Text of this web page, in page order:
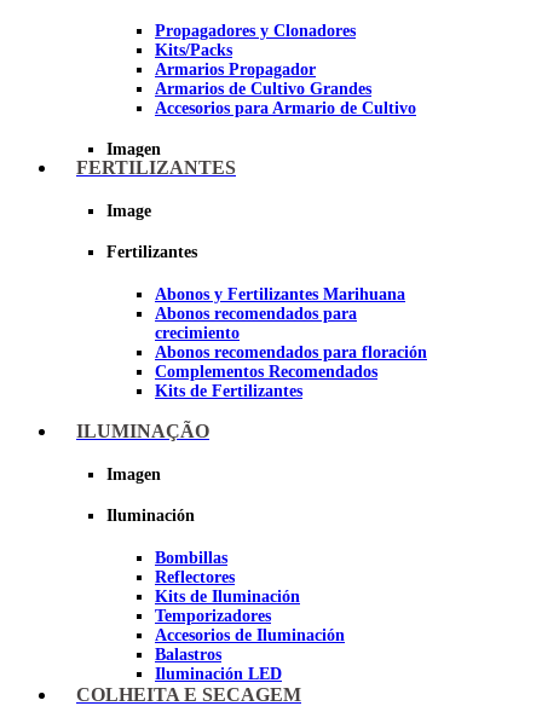
Propagadores y Clonadores
Kits/Packs
Armarios Propagador
Armarios de Cultivo Grandes
Accesorios para Armario de Cultivo
Imagen
FERTILIZANTES
Image
Fertilizantes
Abonos y Fertilizantes Marihuana
Abonos recomendados para
crecimiento
Abonos recomendados para floración
Complementos Recomendados
Kits de Fertilizantes
Imagen
ILUMINAÇÃO
Imagen
Iluminación
Bombillas
Reflectores
Kits de Iluminación
Temporizadores
Accesorios de Iluminación
Balastros
Iluminación LED
Iluminación LEC
COLHEITA E SECAGEM